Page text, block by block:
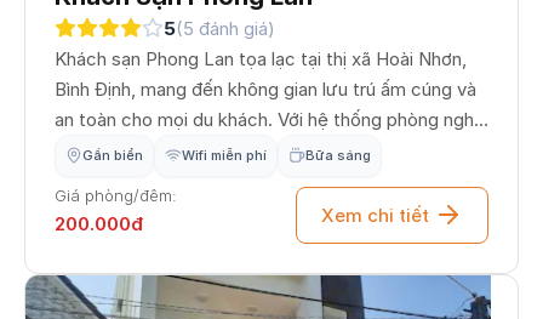
5(5 đánh giá)
Khách sạn Phong Lan tọa lạc tại thị xã Hoài Nhơn,
Bình Định, mang đến không gian lưu trú ấm cúng và
an toàn cho mọi du khách. Với hệ thống phòng nghỉ
được chăm chút kỹ lưỡng, trang thiết bị tiện nghi
Hotel là bến đỗ bình yên giúp bạn thư giãn sau
những chuyến hành trình dài khám phá xứ Nẫu hoặc
những ngày làm việc bận rộn.
Gần biển Wifi miễn phí Bữa sáng
Giá phòng/đêm:
200.000đ Xem chi tiết